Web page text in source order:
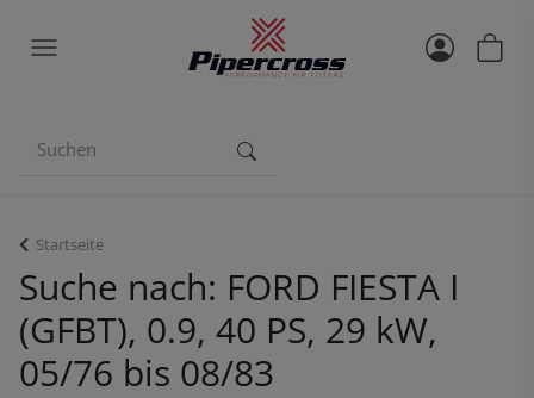
Startseite
Suche nach: FORD FIESTA I
(GFBT), 0.9, 40 PS, 29 kW,
05/76 bis 08/83